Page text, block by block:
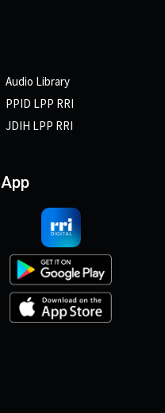
Audio Library
PPID LPP RRI
JDIH LPP RRI